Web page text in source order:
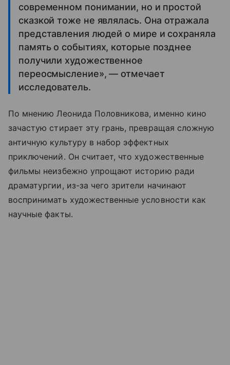
современном понимании, но и простой
сказкой тоже не являлась. Она отражала
представления людей о мире и сохраняла
память о событиях, которые позднее
получили художественное
переосмысление», — отмечает
исследователь.
По мнению Леонида Половникова, именно кино
зачастую стирает эту грань, превращая сложную
античную культуру в набор эффектных
приключений. Он считает, что художественные
фильмы неизбежно упрощают историю ради
драматургии, из-за чего зрители начинают
воспринимать художественные условности как
научные факты.